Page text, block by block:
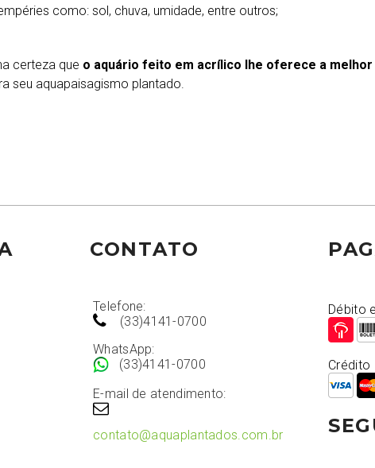
como: sol, chuva, umidade, entre outros;
certeza que o aquário feito em acrílico lhe oferece a
seu aquapaisagismo plantado.
CONTATO
Telefone:
(33)4141-0700
WhatsApp:
(33)4141-0700
E-mail de atendimento:
contato@aquaplantados.com.br
Débito
Crédito